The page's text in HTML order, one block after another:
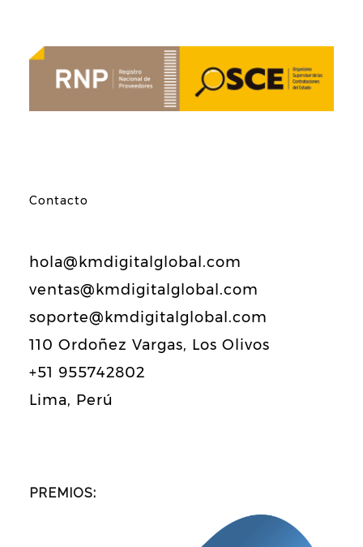
Contacto
hola@kmdigitalglobal.com
ventas@kmdigitalglobal.com
soporte@kmdigitalglobal.com
110 Ordoñez Vargas, Los Olivos
+51 955742802
Lima, Perú
PREMIOS: